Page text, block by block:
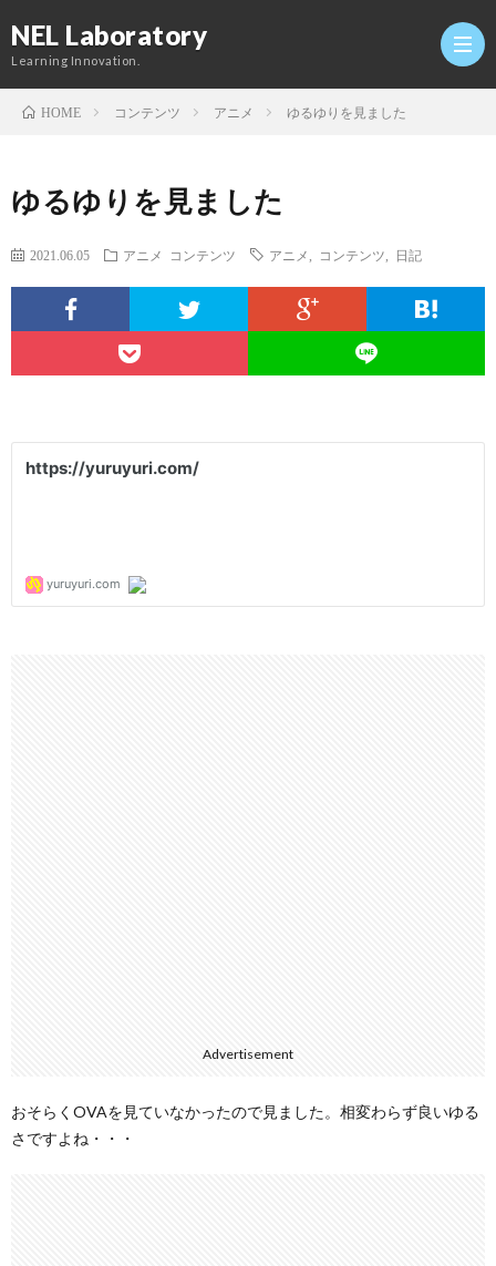
NEL Laboratory
Learning Innovation.
究
HOME コンテンツ アニメ ゆるゆりを見ました
ゆるゆりを見ました
2021.06.05 アニメ コンテンツ アニメ コンテンツ 日記
Advertisement
おそらくOVAを見ていなかったので見ました。相変わらず良いゆる
さですよね・・・